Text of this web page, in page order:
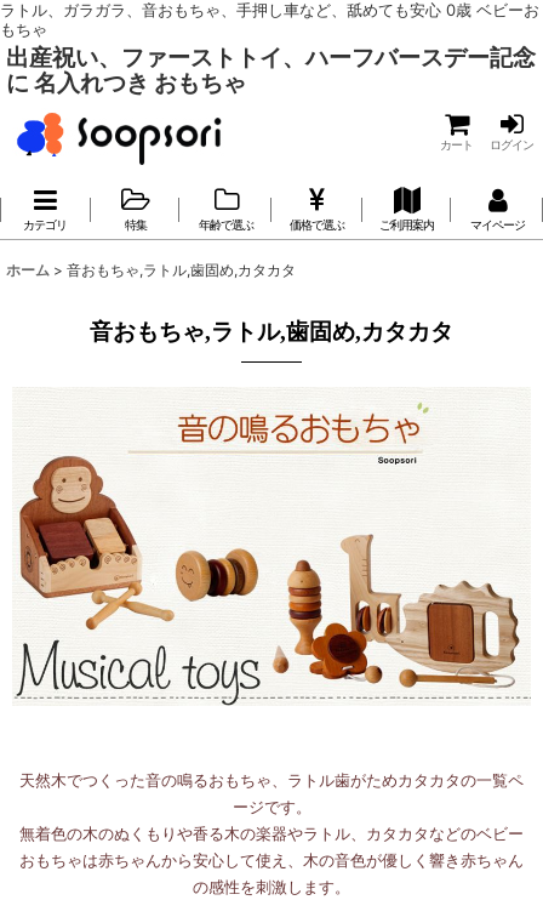
ラトル、ガラガラ、音おもちゃ、手押し車など、舐めても安心 0歳 ベビーお
もちゃ
出産祝い、ファーストトイ、ハーフバースデー記念
に 名入れつき おもちゃ
カート ログイン
カテゴリ 特集 年齢で選ぶ 価格で選ぶ ご利用案内 マイページ
ホーム > 音おもちゃ,ラトル,歯固め,カタカタ
音おもちゃ,ラトル,歯固め,カタカタ
天然木でつくった音の鳴るおもちゃ、ラトル歯がためカタカタの一覧ペ
ージです。
無着色の木のぬくもりや香る木の楽器やラトル、カタカタなどのベビー
おもちゃは赤ちゃんから安心して使え、木の音色が優しく響き赤ちゃん
の感性を刺激します。